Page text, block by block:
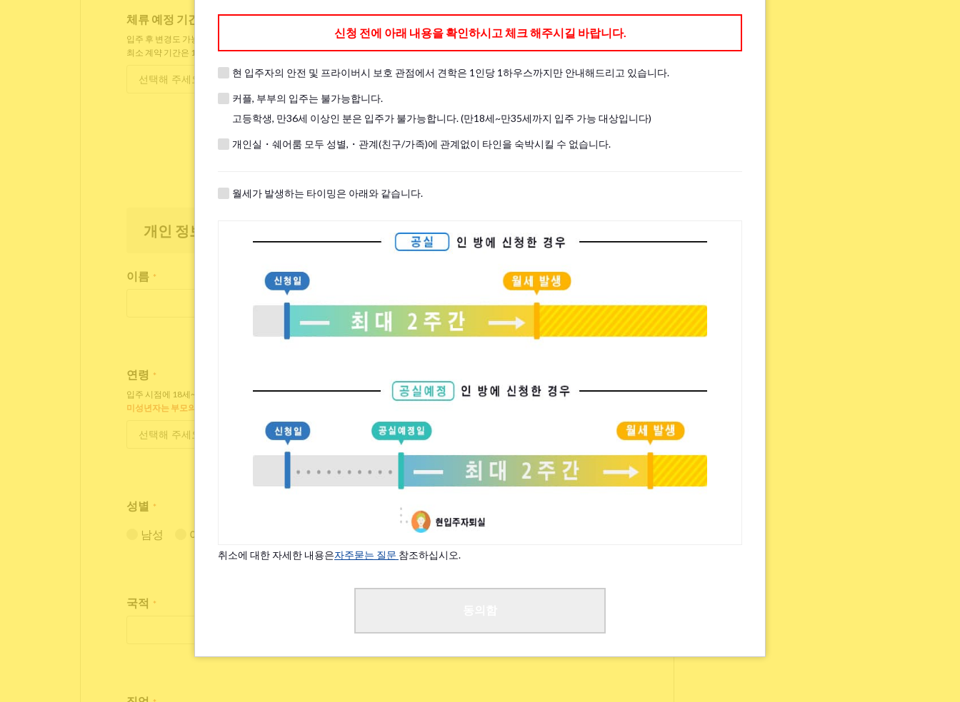
체류 예정 기간
입주 후 변경도 가능합니다.
최소 계약 기간은 1개월입니다.
개인 정보
이름 *
연령 *
입주 시점에 18세~35세인 분만 입주 가능합니다.
미성년자는 부모의 동의가 필요합니다.
성별 *
남성 여성
국적 *
신청 전에 아래 내용을 확인하시고 체크 해주시길 바랍니다.
현 입주자의 안전 및 프라이버시 보호 관점에서 견학은 1인당 1하우스까지만 안내해드리고 있습니다.
커플, 부부의 입주는 불가능합니다.
고등학생, 만36세 이상인 분은 입주가 불가능합니다. (만18세~만35세까지 입주 가능 대상입니다)
개인실・쉐어룸 모두 성별,・관계(친구/가족)에 관계없이 타인을 숙박시킬 수 없습니다.
월세가 발생하는 타이밍은 아래와 같습니다.
취소에 대한 자세한 내용은자주묻는 질문 참조하십시오.